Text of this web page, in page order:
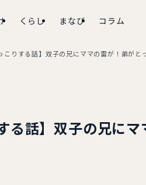
くらし まなび コラム
こりする話】双子の兄にママの雷が！弟が
る話】双子の兄に